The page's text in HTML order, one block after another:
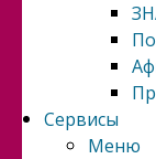
Сервисы
Меню